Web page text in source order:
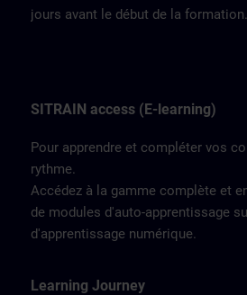
jours avant le début de la formation.
SITRAIN access (E-learning)
Pour apprendre et compléter vos
rythme.
Accédez à la gamme complète et
de modules d'auto-apprentissage
d'apprentissage numérique.
Learning Journey